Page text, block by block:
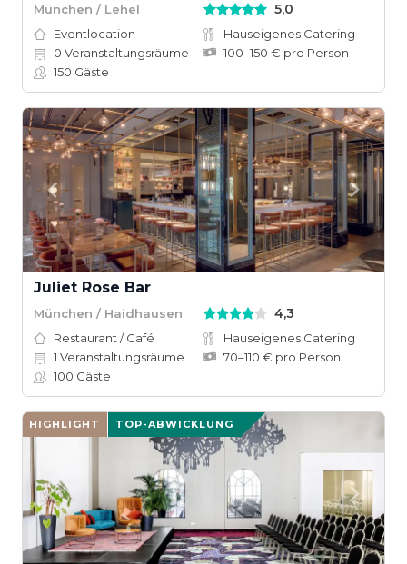
München / Lehel 5,0
Eventlocation
Hauseigenes Catering
0 Veranstaltungsräume
100–150 € pro Person
150 Gäste
Juliet Rose Bar
München / Haidhausen 4,3
Restaurant / Café
Hauseigenes Catering
1 Veranstaltungsräume
70–110 € pro Person
100 Gäste
HIGHLIGHT TOP-ABWICKLUNG